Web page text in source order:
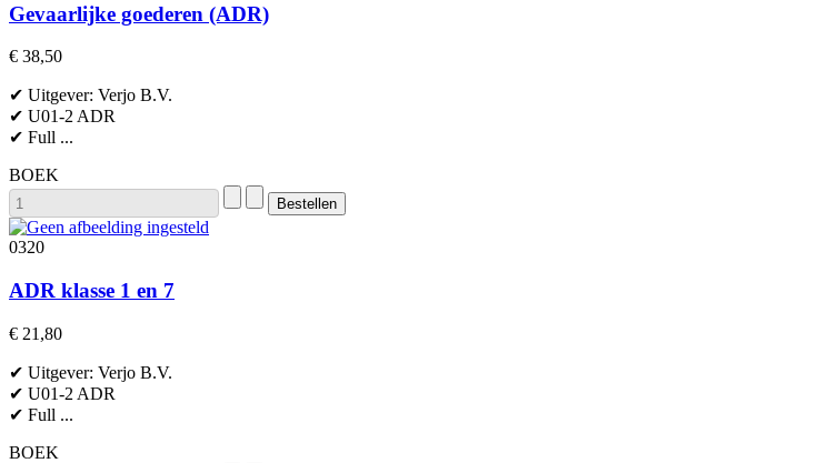
Gevaarlijke goederen (ADR)
€ 38,50
✔ Uitgever: Verjo B.V.
✔ U01-2 ADR
✔ Full ...
BOEK
0320
ADR klasse 1 en 7
€ 21,80
✔ Uitgever: Verjo B.V.
✔ U01-2 ADR
✔ Full ...
BOEK